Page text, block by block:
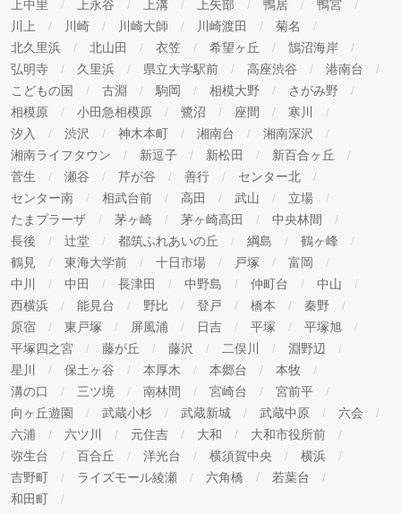
上中里
上永谷 上溝 上矢部 鴨居
鴨宮
川上
川崎 川崎大師 川崎渡田
菊名
北久里浜
北山田 衣笠 希望ヶ丘
鵠沼海岸
弘明寺
久里浜 県立大学駅前 高座渋谷
港南台
こどもの国
古淵 駒岡 相模大野
さがみ野
相模原
小田急相模原 鷺沼 座間
寒川
汐入
渋沢 神木本町 湘南台
湘南深沢
湘南ライフタウン
新逗子 新松田
新百合ヶ丘
菅生
瀬谷 芹が谷 善行
センター北
センター南
相武台前 高田 武山
立場
たまプラーザ
茅ヶ崎 茅ヶ崎高田
中央林間
長後
辻堂 都筑ふれあいの丘 綱島
鶴ヶ峰
鶴見
東海大学前 十日市場 戸塚
富岡
中川
中田 長津田 中野島 仲町台
中山
西横浜
能見台 野比 登戸 橋本
秦野
原宿
東戸塚 屏風浦 日吉 平塚
平塚旭
平塚四之宮
藤が丘 藤沢 二俣川
淵野辺
星川
保土ヶ谷 本厚木 本郷台
本牧
溝の口
三ツ境 南林間 宮崎台
宮前平
向ヶ丘遊園
武蔵小杉 武蔵新城 武蔵中原
六会
六浦
六ツ川 元住吉 大和
大和市役所前
弥生台
百合丘 洋光台 横須賀中央
横浜
吉野町
ライズモール綾瀬 六角橋
若葉台
和田町